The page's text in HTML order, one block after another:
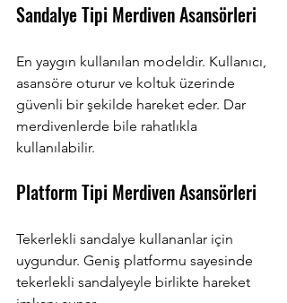
Sandalye Tipi Merdiven Asansörleri
En yaygın kullanılan modeldir. Kullanıcı,
asansöre oturur ve koltuk üzerinde
güvenli bir şekilde hareket eder. Dar
merdivenlerde bile rahatlıkla
kullanılabilir.
Platform Tipi Merdiven Asansörleri
Tekerlekli sandalye kullananlar için
uygundur. Geniş platformu sayesinde
tekerlekli sandalyeyle birlikte hareket